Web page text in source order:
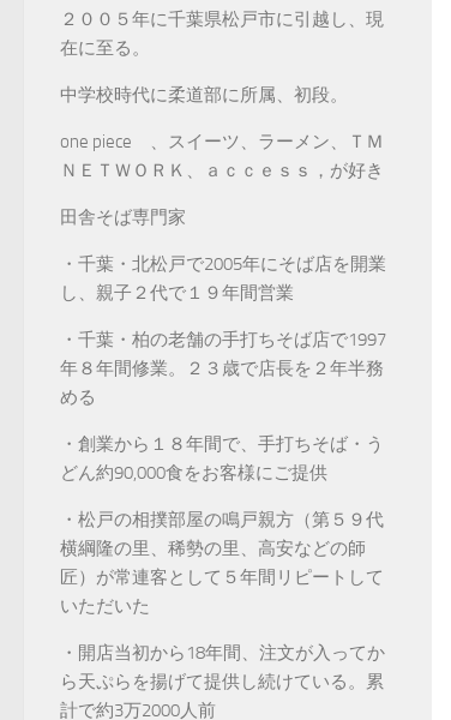
２００５年に千葉県松戸市に引越し、現
在に至る。
中学校時代に柔道部に所属、初段。
one piece 、スイーツ、ラーメン、ＴＭ
ＮＥＴＷＯＲＫ、ａｃｃｅｓｓ，が好き
田舎そば専門家
・千葉・北松戸で2005年にそば店を開業
し、親子２代で１９年間営業
・千葉・柏の老舗の手打ちそば店で1997
年８年間修業。２３歳で店長を２年半務
める
・創業から１８年間で、手打ちそば・う
どん約90,000食をお客様にご提供
・松戸の相撲部屋の鳴戸親方（第５９代
横綱隆の里、稀勢の里、高安などの師
匠）が常連客として５年間リピートして
いただいた
・開店当初から18年間、注文が入ってか
ら天ぷらを揚げて提供し続けている。累
計で約3万2000人前